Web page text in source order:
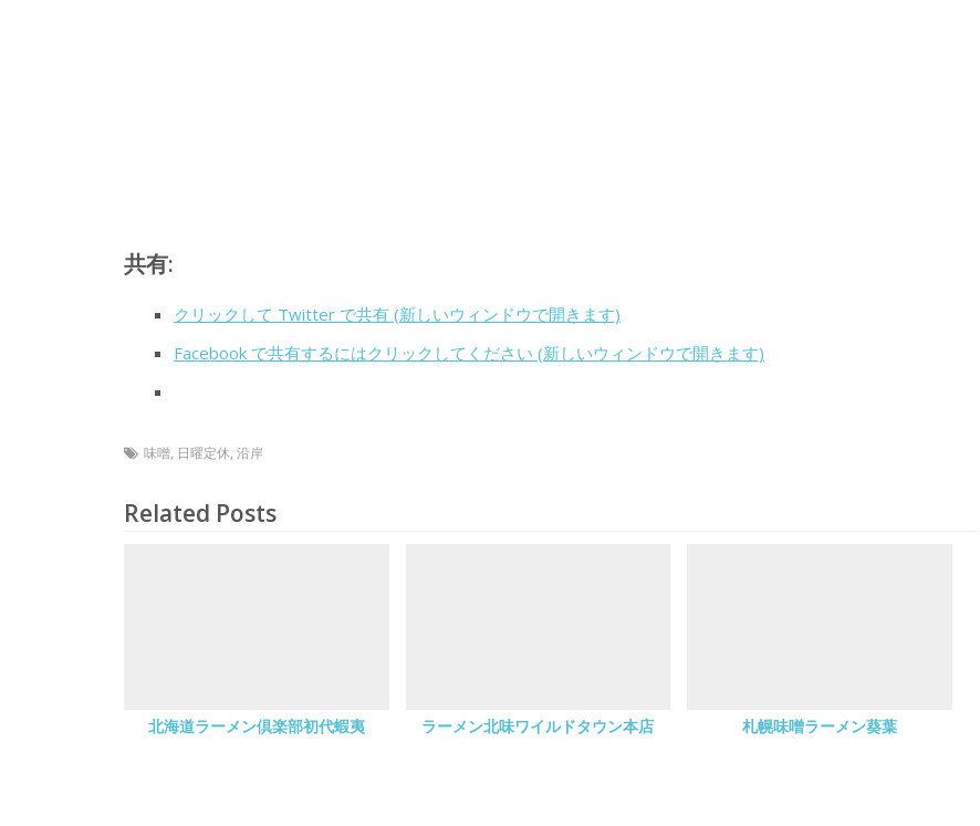
共有:
クリックして Twitter で共有 (新しいウィンドウで開きます)
Facebook で共有するにはクリックしてください (新しいウィンドウで開きます)
味噌, 日曜定休, 沿岸
Related Posts
北海道ラーメン倶楽部初代蝦夷 ラーメン北味ワイルドタウン本店 札幌味噌ラーメン葵葉